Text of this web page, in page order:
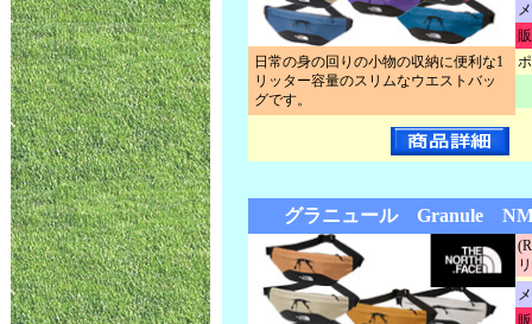
日常の身の回りの小物の収納に便利な1
リッター容量のスリムなウエストバッ
グです。
グラニュール Granule